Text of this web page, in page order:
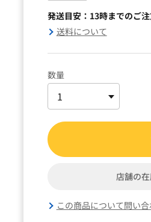
発送目安：13時までのご
送料について
数量
店舗の
この商品について問い合